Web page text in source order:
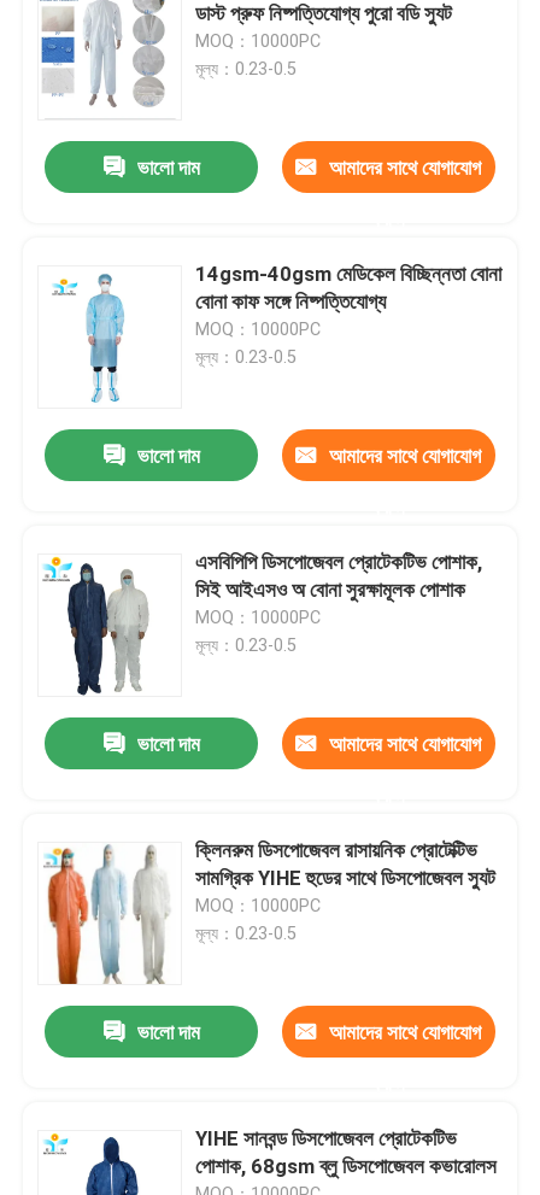
পণ্য
আমাদের সম্পর্কে
কারখানা ভ্রমণ
যোগাযোগ করুন
উদ্ধৃতির জন্য আবেদন
নিষ্পত্তিযোগ্য প্রতিরক্ষামূলক পরিধান
ডিসপোজেবল প্রতিরক্ষামূলক সামগ্রিক rall
ডাস্ট প্রুফ নিষ্পত্তিযোগ্য পুরো বডি স্যুট
MOQ：10000PC
মূল্য：0.23-0.5
ভালো দাম আমাদের সাথে যোগাযোগ
14gsm-40gsm মেডিকেল বিচ্ছিন্নতা বোনা
বোনা কাফ সঙ্গে নিষ্পত্তিযোগ্য
MOQ：10000PC
মূল্য：0.23-0.5
ভালো দাম আমাদের সাথে যোগাযোগ
এসবিপিপি ডিসপোজেবল প্রোটেকটিভ পোশাক,
সিই আইএসও অ বোনা সুরক্ষামূলক পোশাক
MOQ：10000PC
মূল্য：0.23-0.5
ভালো দাম আমাদের সাথে যোগাযোগ
ক্লিনরুম ডিসপোজেবল রাসায়নিক প্রোটেক্টিভ
সামগ্রিক YIHE হুডের সাথে ডিসপোজেবল স্যুট
MOQ：10000PC
মূল্য：0.23-0.5
ভালো দাম আমাদের সাথে যোগাযোগ
YIHE সানবন্ড ডিসপোজেবল প্রোটেকটিভ
পোশাক, 68gsm ব্লু ডিসপোজেবল কভারোলস